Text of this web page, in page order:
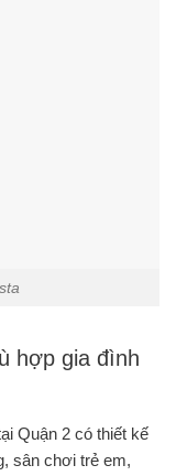
hợp gia đình
Quận 2 có thiết kế
, sân chơi trẻ em,